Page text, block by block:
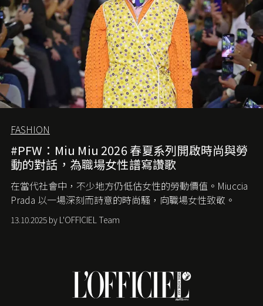
FASHION
#PFW：Miu Miu 2026 春夏系列開啟時尚與勞
動的對話，為職場女性譜寫讚歌
在當代社會中，不少地方仍低估女性的勞動價值。 Miuccia
Prada 以一場深刻而詩意的時尚騷，向職場女性致敬。
13.10.2025 by L'OFFICIEL Team